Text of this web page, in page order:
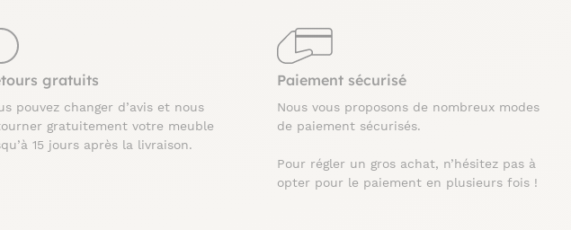
gratuits
pouvez changer d’avis et nous
gratuitement votre meuble
15 jours après la livraison.
Paiement sécurisé
Nous vous proposons de nombreux modes
de paiement sécurisés.
Pour régler un gros achat, n’hésitez pas à
opter pour le paiement en plusieurs fois !